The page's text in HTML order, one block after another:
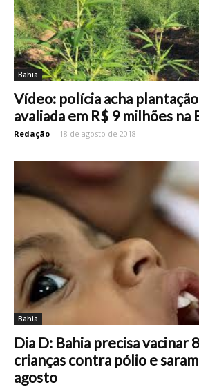
Bahia
Vídeo: polícia acha
avaliada em R$ 9 milhões na
Redação - 18 de agosto de 2018
Bahia
Dia D: Bahia precisa vacinar
crianças contra pólio e
agosto